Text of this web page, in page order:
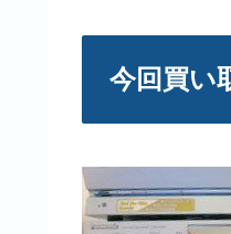
今回買い